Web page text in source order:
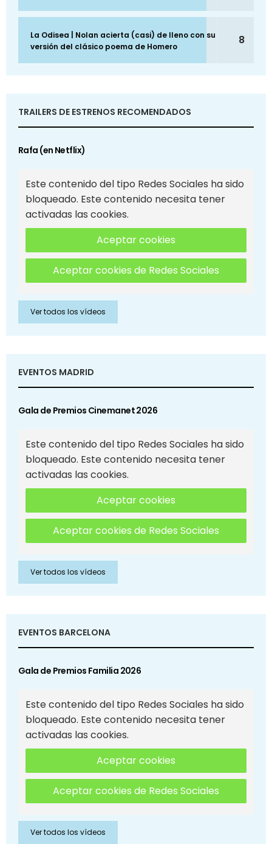
La Odisea | Nolan acierta (casi) de lleno con su
versión del clásico poema de Homero
8
TRAILERS DE ESTRENOS RECOMENDADOS
Rafa (en Netflix)
Este contenido del tipo Redes Sociales ha sido
bloqueado. Este contenido necesita tener
activadas las cookies.
Aceptar cookies
Aceptar cookies de Redes Sociales
Ver todos los vídeos
EVENTOS MADRID
Gala de Premios Cinemanet 2026
Este contenido del tipo Redes Sociales ha sido
bloqueado. Este contenido necesita tener
activadas las cookies.
Aceptar cookies
Aceptar cookies de Redes Sociales
Ver todos los vídeos
EVENTOS BARCELONA
Gala de Premios Familia 2026
Este contenido del tipo Redes Sociales ha sido
bloqueado. Este contenido necesita tener
activadas las cookies.
Aceptar cookies
Aceptar cookies de Redes Sociales
Ver todos los vídeos